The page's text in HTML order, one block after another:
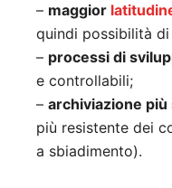
– maggior
quindi possibilità
– processi di
e controllabili;
– archiviazione più
più resistente dei
a sbiadimento).